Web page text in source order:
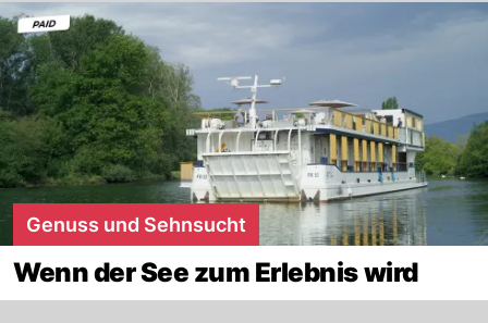
Genuss und Sehnsucht
Wenn der See zum Erlebnis wird